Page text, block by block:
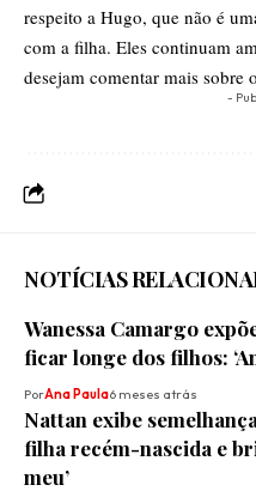
respeito a Hugo, que não é
com a filha. Eles continuam
desejam comentar mais sobre
-
NOTÍCIAS
Wanessa Camargo
ficar longe dos filhos:
PorAna Paula6 meses atrás
Nattan exibe
filha recém-nascida e
meu’